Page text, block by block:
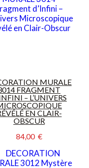
MURALE
FRAGMENT
– L’UNIVERS
EN CLAIR-
OBSCUR
84,00  €